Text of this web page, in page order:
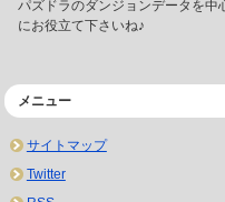
パズドラのダンジョンデータを
にお役立て下さいね♪
メニュー
サイトマップ
Twitter